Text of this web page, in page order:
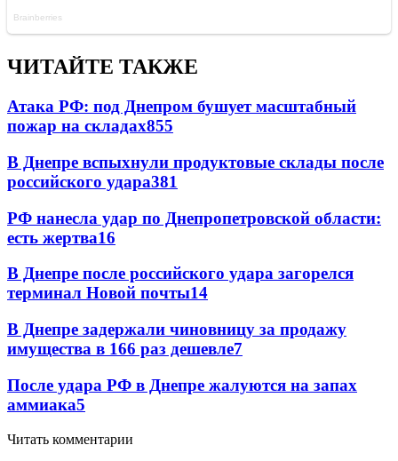
ЧИТАЙТЕ ТАКЖЕ
Атака РФ: под Днепром бушует масштабный
пожар на складах855
В Днепре вспыхнули продуктовые склады после
российского удара381
РФ нанесла удар по Днепропетровской области:
есть жертва16
В Днепре после российского удара загорелся
терминал Новой почты14
В Днепре задержали чиновницу за продажу
имущества в 166 раз дешевле7
После удара РФ в Днепре жалуются на запах
аммиака5
Читать комментарии